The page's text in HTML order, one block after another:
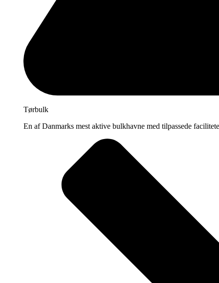
Tørbulk
En af Danmarks mest aktive bulkhavne med tilpassede